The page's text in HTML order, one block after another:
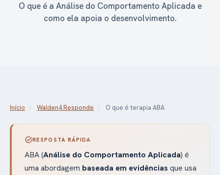
O que é a Análise do Comportamento Aplicada e
como ela apoia o desenvolvimento.
Início / Walden4 Responde / O que é terapia ABA
task_altRESPOSTA RÁPIDA
ABA (Análise do Comportamento Aplicada) é
uma abordagem baseada em evidências que usa